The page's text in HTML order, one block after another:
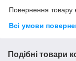
Повернення товару
Всі умови
Подібні товари